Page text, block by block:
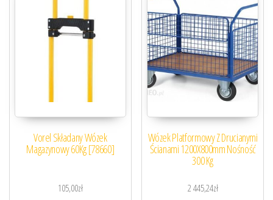
Vorel Składany Wózek
Magazynowy 60Kg [78660]
105,00zł
Wózek Platformowy Z Drucianymi
Ścianami 1200X800mm Nośność
300 Kg
2 445,24zł